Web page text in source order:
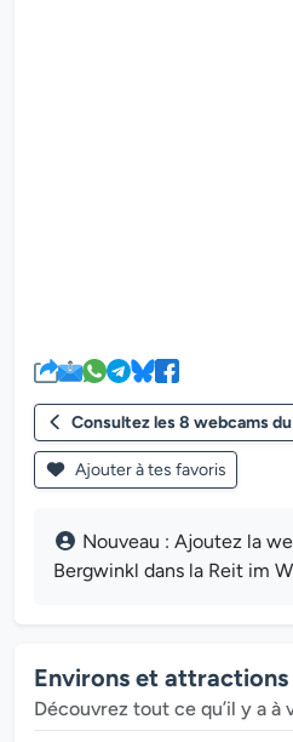
Consultez les 8 webcams
Ajouter à tes favoris
Nouveau : Ajoutez la
Bergwinkl dans la Reit im
Environs et attractions
Découvrez tout ce qu’il y a à